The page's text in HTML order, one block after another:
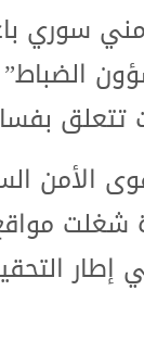
سوري
بـ”شؤون
الأمن